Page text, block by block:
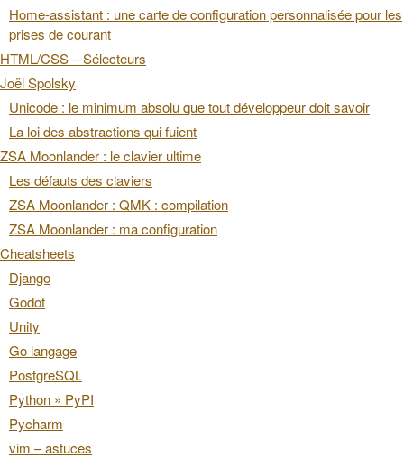
Home-assistant : une carte de configuration personnalisée pour les
prises de courant
HTML/CSS – Sélecteurs
Joël Spolsky
Unicode : le minimum absolu que tout développeur doit savoir
La loi des abstractions qui fuient
ZSA Moonlander : le clavier ultime
Les défauts des claviers
ZSA Moonlander : QMK : compilation
ZSA Moonlander : ma configuration
Cheatsheets
Django
Godot
Unity
Go langage
PostgreSQL
Python » PyPI
Pycharm
vim – astuces